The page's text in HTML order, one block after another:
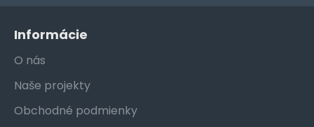
Informácie
O nás
Naše projekty
Obchodné podmienky